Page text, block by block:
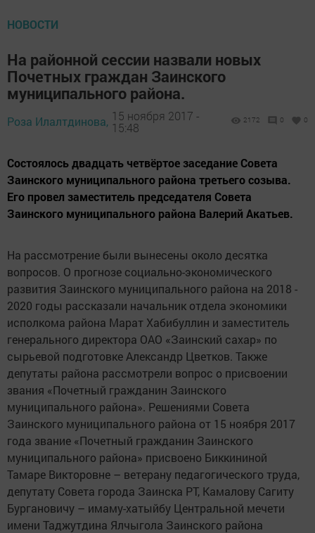
НОВОСТИ
На районной сессии назвали новых
Почетных граждан Заинского
муниципального района.
Роза Илалтдинова, 15 ноября 2017 -
15:48
2172 0 0
Состоялось двадцать четвёртое заседание Совета
Заинского муниципального района третьего созыва.
Его провел заместитель председателя Совета
Заинского муниципального района Валерий Акатьев.
На рассмотрение были вынесены около десятка
вопросов. О прогнозе социально-экономического
развития Заинского муниципального района на 2018 -
2020 годы рассказали начальник отдела экономики
исполкома района Марат Хабибуллин и заместитель
генерального директора ОАО «Заинский сахар» по
сырьевой подготовке Александр Цветков. Также
депутаты района рассмотрели вопрос о присвоении
звания «Почетный гражданин Заинского
муниципального района». Решениями Совета
Заинского муниципального района от 15 ноября 2017
года звание «Почетный гражданин Заинского
муниципального района» присвоено Биккининой
Тамаре Викторовне – ветерану педагогического труда,
депутату Совета города Заинска РТ, Камалову Сагиту
Бургановичу – имаму-хатыйбу Центральной мечети
имени Таджутдина Ялчыгола Заинского района